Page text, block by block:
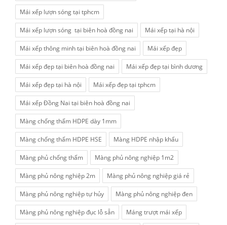
Mái xếp lượn sóng tại tphcm
Mái xếp lượn sóng tại biên hoà đồng nai Mái xếp tại hà nội
Mái xếp thông minh tại biên hoà đồng nai Mái xếp đẹp
Mái xếp đẹp tại biên hoà đồng nai Mái xếp đẹp tại bình dương
Mái xếp đẹp tại hà nội Mái xếp đẹp tại tphcm
Mái xếp Đồng Nai tại biên hoà đồng nai
Màng chống thấm HDPE dày 1mm
Màng chống thấm HDPE HSE Màng HDPE nhập khẩu
Màng phủ chống thấm Màng phủ nông nghiệp 1m2
Màng phủ nông nghiệp 2m Màng phủ nông nghiệp giá rẻ
Màng phủ nông nghiệp tự hủy Màng phủ nông nghiệp đen
Màng phủ nông nghiệp đục lỗ sẵn Máng trượt mái xếp